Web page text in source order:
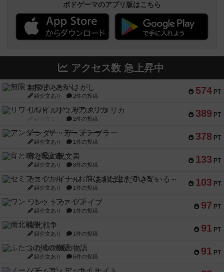
ボドゲーマのアプリ版はこちら
アクセス数 急上昇中
574 PT
無限まちがいさがし
紹介文あり 2件の投稿
389 PT
リワイルド：サウスアメリカ
2件の投稿
378 PT
アンダー・ザ・テーブラー
紹介文あり 1件の投稿
133 PT
宵と暁の呪文書
紹介文あり 8件の投稿
103 PT
セミファイナル ～お前はまだ生きている～
紹介文あり 1件の投稿
97 PT
ワン・トゥ・ファイブ
紹介文あり 1件の投稿
91 PT
南北戦争
紹介文あり 1件の投稿
91 PT
ふたつの城の物語
紹介文あり 6件の投稿